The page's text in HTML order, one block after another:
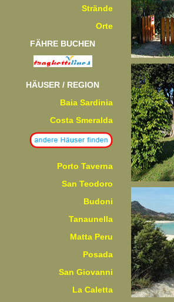
Strände
Orte
FÄHRE BUCHEN
HÄUSER / REGION
Baia Sardinia
Costa Smeralda
Porto Taverna
San Teodoro
Budoni
Tanaunella
Matta Peru
Posada
San Giovanni
La Caletta